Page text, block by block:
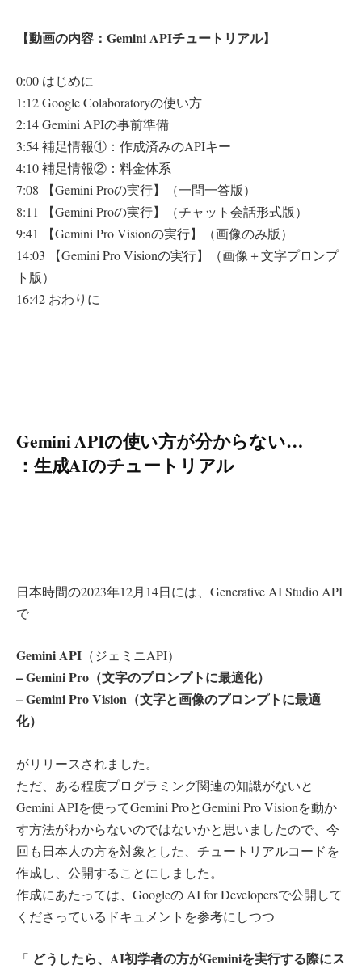
【動画の内容：Gemini APIチュートリアル】
0:00 はじめに
1:12 Google Colaboratoryの使い方
2:14 Gemini APIの事前準備
3:54 補足情報①：作成済みのAPIキー
4:10 補足情報②：料金体系
7:08 【Gemini Proの実行】（一問一答版）
8:11 【Gemini Proの実行】（チャット会話形式版）
9:41 【Gemini Pro Visionの実行】（画像のみ版）
14:03 【Gemini Pro Visionの実行】（画像＋文字プロンプ
ト版）
16:42 おわりに
Gemini APIの使い方が分からない…
：生成AIのチュートリアル
日本時間の2023年12月14日には、Generative AI Studio API
で
Gemini API （ジェミニAPI）
– Gemini Pro（文字のプロンプトに最適化）
– Gemini Pro Vision（文字と画像のプロンプトに最適
化）
がリリースされました。
ただ、ある程度プログラミング関連の知識がないと
Gemini APIを使ってGemini ProとGemini Pro Visionを動か
す方法がわからないのではないかと思いましたので、今
回も日本人の方を対象とした、チュートリアルコードを
作成し、公開することにしました。
作成にあたっては、Googleの AI for Developersで公開して
くださっているドキュメントを参考にしつつ
「 どうしたら、AI初学者の方がGeminiを実行する際にス